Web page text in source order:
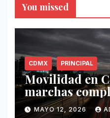
You missed
CDMX PRINCIPAL
Movilidad en
marchas
este 12 de mayo
MAYO 12, 2026